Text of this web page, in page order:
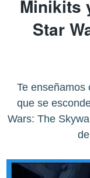
Minikits
Star
Te enseñamos
que se
Wars: The